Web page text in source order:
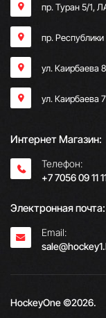
пр. Туран 5/1,
пр.
ул. Каирбаева
ул. Каирбаева
Интернет Магазин:
Телефон:
+7 7056 09 11
Электронная почта:
Email:
HockeyOne ©2026.